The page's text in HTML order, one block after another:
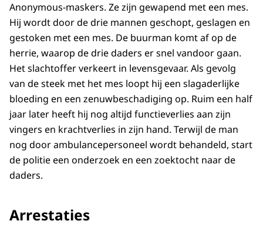
Anonymous-maskers. Ze zijn gewapend met een mes.
Hij wordt door de drie mannen geschopt, geslagen en
gestoken met een mes. De buurman komt af op de
herrie, waarop de drie daders er snel vandoor gaan.
Het slachtoffer verkeert in levensgevaar. Als gevolg
van de steek met het mes loopt hij een slagaderlijke
bloeding en een zenuwbeschadiging op. Ruim een half
jaar later heeft hij nog altijd functieverlies aan zijn
vingers en krachtverlies in zijn hand. Terwijl de man
nog door ambulancepersoneel wordt behandeld, start
de politie een onderzoek en een zoektocht naar de
daders.
Arrestaties